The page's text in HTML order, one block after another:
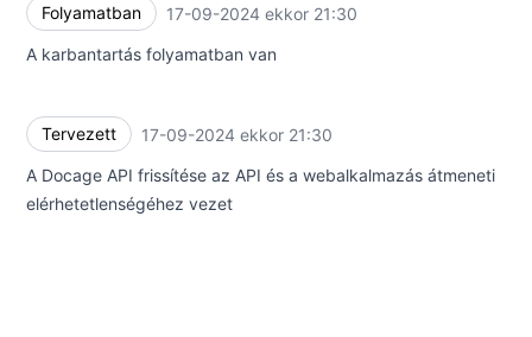
Folyamatban 17-09-2024 ekkor 21:30
A karbantartás folyamatban van
Tervezett 17-09-2024 ekkor 21:30
A Docage API frissítése az API és a webalkalmazás átmeneti
elérhetetlenségéhez vezet